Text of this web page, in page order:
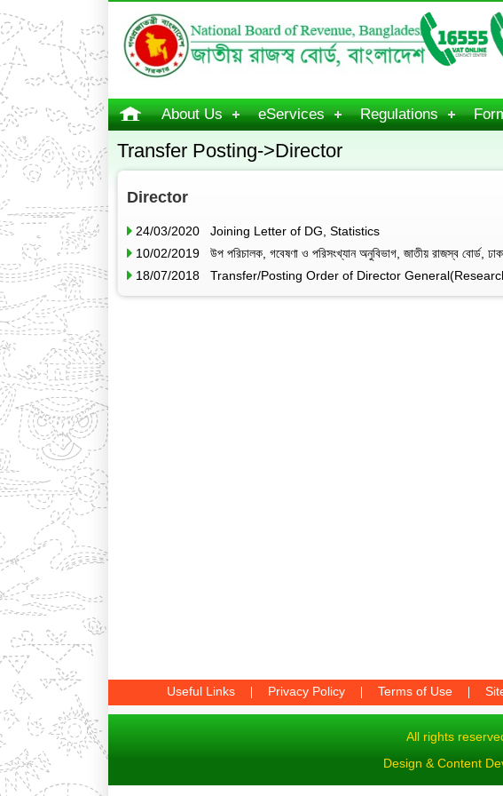
About Us eServices Regulations
Transfer Posting->Director
Director
24/03/2020 Joining Letter of DG, Statistics
10/02/2019 উপ পরিচালক, গবেষণা ও পরিসংখ্যান অনুবিভাগ, জাতীয় রাজস্ব বোর্ড,
18/07/2018 Transfer/Posting Order of Director
Useful Links Privacy Policy Terms of Use
All rights
Design & Content